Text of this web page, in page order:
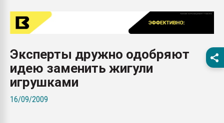
Продам отходы
поликарбоната и АБС-
26.07.2022 "Сибирский
Эксперты дружно одобряют
идею заменить жигули
игрушками
16/09/2009